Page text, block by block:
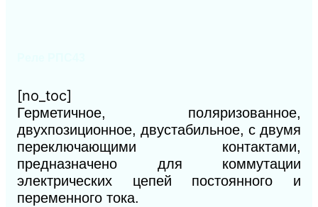
[no_toc]
Герметичное, поляризованное,
двухпозиционное, двустабильное, с двумя
переключающими контактами,
предназначено для коммутации
электрических цепей постоянного и
переменного тока.